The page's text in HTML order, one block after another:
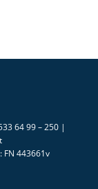
64 99 – 250 |
FN 443661v